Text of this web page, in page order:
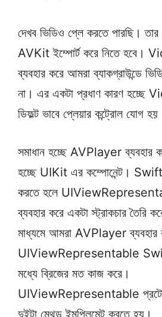
দেখব ভিডিও প্লে করতে পারছি।
AVKit ইম্পোর্ট করে নিতে হবে।
ব্যবহার করে আমরা ব্যাকগ্রাউন্ডে
না। এর একটা প্রধাণ কারণ
ডিফল্ট ভাবে প্লেয়ার কন্ট্রোল যোগ
সমাধান হচ্ছে AVPlayer
হচ্ছে UIKit এর কম্পোনেন্ট।
করতে হলে
ব্যবহার করে একটা স্ট্রাকচার তৈরি
মাধ্যমে আমরা AVPlayer ব্যবহার
UIViewRepresentable
মধ্যে ব্রিজের মত কাজ করে।
UIViewRepresentable
দুইটা মেথড ইমপ্লিমেন্ট করতে হয়।